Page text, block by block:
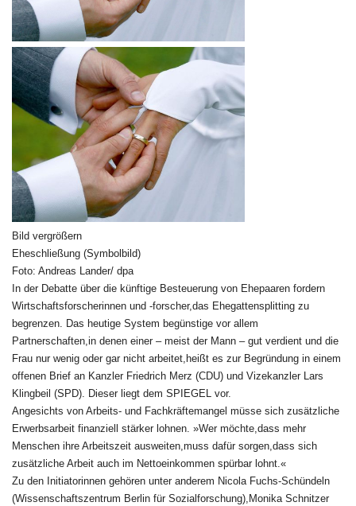
Bild vergrößern
Eheschließung (Symbolbild)
Foto: Andreas Lander/ dpa
In der Debatte über die künftige Besteuerung von Ehepaaren fordern
Wirtschaftsforscherinnen und -forscher,das Ehegattensplitting zu
begrenzen. Das heutige System begünstige vor allem
Partnerschaften,in denen einer – meist der Mann – gut verdient und die
Frau nur wenig oder gar nicht arbeitet,heißt es zur Begründung in einem
offenen Brief an Kanzler Friedrich Merz (CDU) und Vizekanzler Lars
Klingbeil (SPD). Dieser liegt dem SPIEGEL vor.
Angesichts von Arbeits- und Fachkräftemangel müsse sich zusätzliche
Erwerbsarbeit finanziell stärker lohnen. »Wer möchte,dass mehr
Menschen ihre Arbeitszeit ausweiten,muss dafür sorgen,dass sich
zusätzliche Arbeit auch im Nettoeinkommen spürbar lohnt.«
Zu den Initiatorinnen gehören unter anderem Nicola Fuchs-Schündeln
(Wissenschaftszentrum Berlin für Sozialforschung),Monika Schnitzer